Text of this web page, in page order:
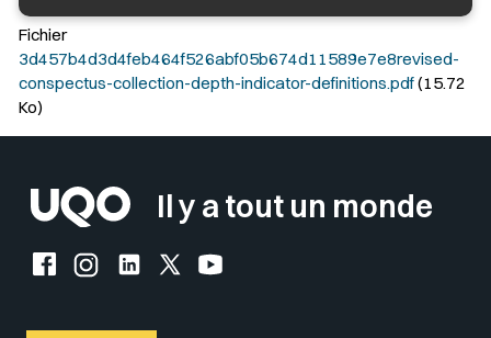
Fichier
3d457b4d3d4feb464f526abf05b674d11589e7e8revised-
conspectus-collection-depth-indicator-definitions.pdf(15.72
Ko)
Il y a tout un monde
Facebook de l'UQO
Instagram de l'UQO
LinkedIn de l'UQO
X (Twitter) de l'UQO
YouTube de l'UQO